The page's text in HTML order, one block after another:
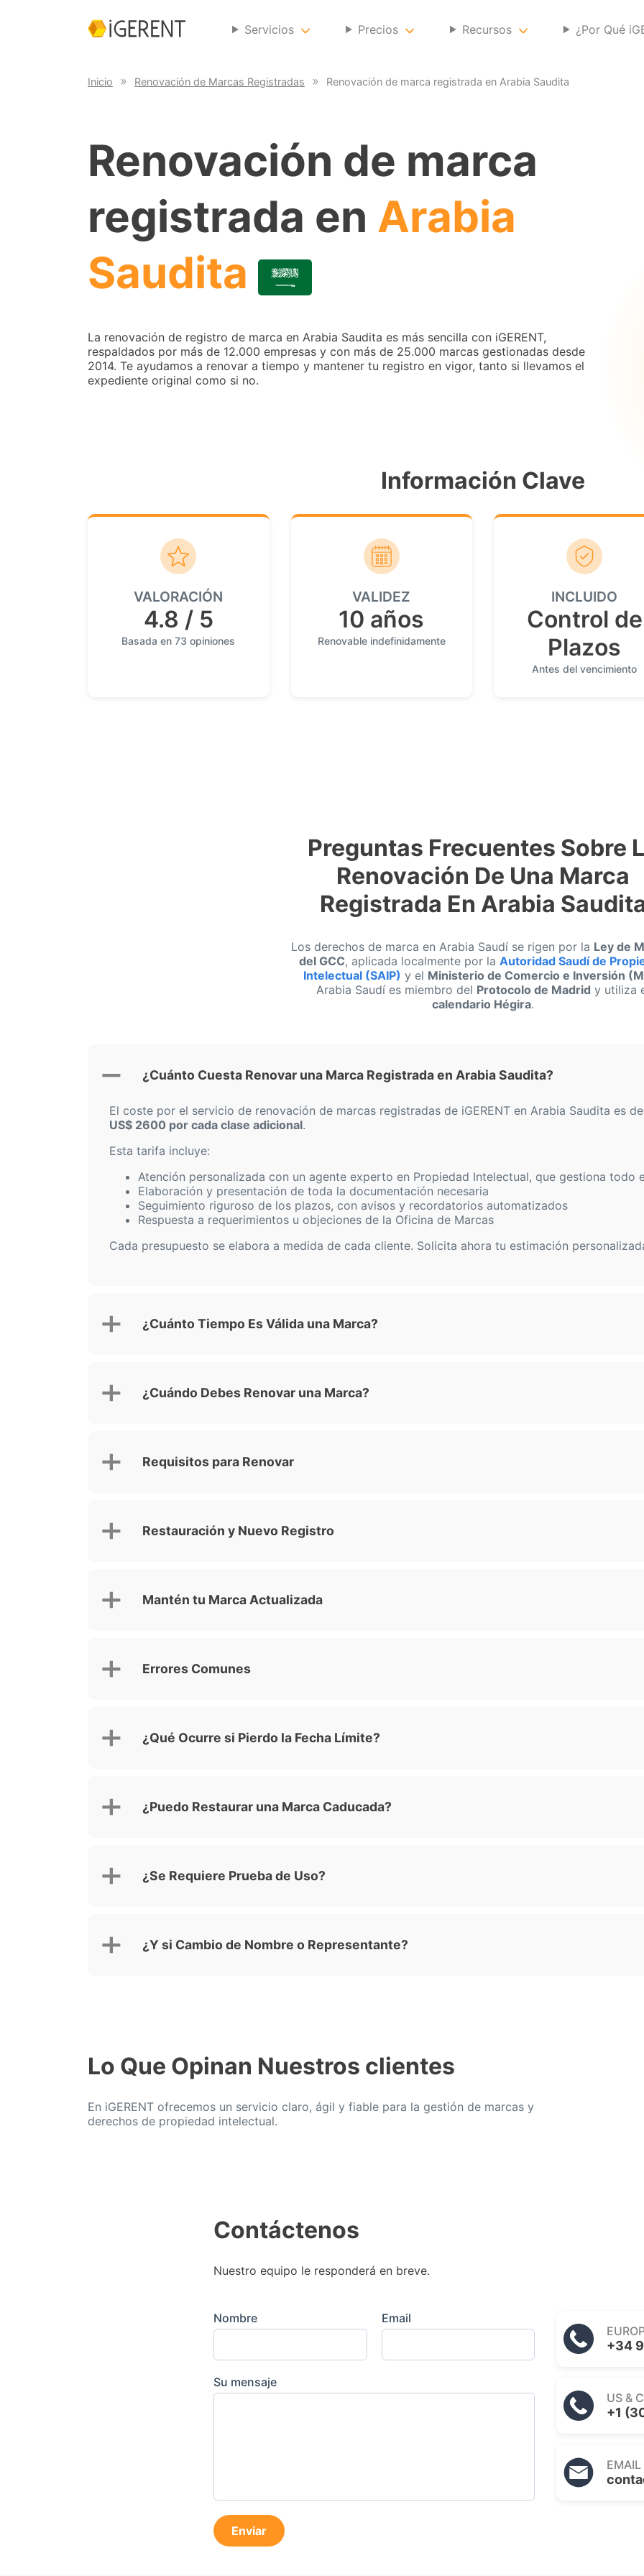
Servicios Precios Recursos ¿Por Qué
Inicio Renovación de Marcas Registradas Renovación de marca registrada en Arabia Saudita
Renovación de marca
registrada en Arabia
Saudita
La renovación de registro de marca en Arabia Saudita es más sencilla con iGERENT,
respaldados por más de 12.000 empresas y con más de 25.000 marcas gestionadas desde
2014. Te ayudamos a renovar a tiempo y mantener tu registro en vigor, tanto si llevamos el
expediente original como si no.
Información Clave
VALORACIÓN
4.8 / 5
Basada en 73 opiniones
VALIDEZ
10 años
Renovable indefinidamente
INCLUIDO
Control de
Plazos
Antes del vencimiento
Preguntas Frecuentes Sobre
Renovación De Una Marca
Registrada En Arabia
Los derechos de marca en Arabia Saudí se rigen por la Ley de
del GCC, aplicada localmente por la Autoridad Saudí de
Intelectual (SAIP) y el Ministerio de Comercio e Inversión
Arabia Saudí es miembro del Protocolo de Madrid y utiliza
calendario Hégira.
¿Cuánto Cuesta Renovar una Marca Registrada en Arabia Saudita?
El coste por el servicio de renovación de marcas registradas de iGERENT en Arabia Saudita es de
US$ 2600 por cada clase adicional.
Esta tarifa incluye:
Atención personalizada con un agente experto en Propiedad Intelectual, que gestiona todo
Elaboración y presentación de toda la documentación necesaria
Seguimiento riguroso de los plazos, con avisos y recordatorios automatizados
Respuesta a requerimientos u objeciones de la Oficina de Marcas
Cada presupuesto se elabora a medida de cada cliente. Solicita ahora tu estimación
¿Cuánto Tiempo Es Válida una Marca?
¿Cuándo Debes Renovar una Marca?
Requisitos para Renovar
Restauración y Nuevo Registro
Mantén tu Marca Actualizada
Errores Comunes
¿Qué Ocurre si Pierdo la Fecha Límite?
¿Puedo Restaurar una Marca Caducada?
¿Se Requiere Prueba de Uso?
¿Y si Cambio de Nombre o Representante?
Lo Que Opinan Nuestros clientes
En iGERENT ofrecemos un servicio claro, ágil y fiable para la gestión de marcas y
derechos de propiedad intelectual.
Contáctenos
Nuestro equipo le responderá en breve.
Nombre Email
Su mensaje
Enviar
+34
US &
+1
EMAIL